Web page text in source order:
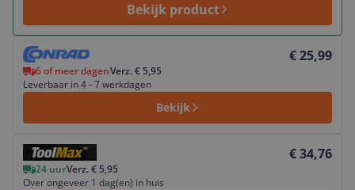
Bekijk product
€ 25,99
6 of meer dagenVerz. € 5,95
Leverbaar in 4 - 7 werkdagen
Bekijk
Bekijk product
€ 34,76
24 uurVerz. € 5,95
Over ongeveer 1 dag(en) in huis
Bekijk product